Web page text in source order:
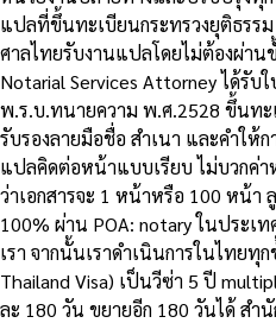
แปลที่ขึ้นทะเบียนกระทรวงยุติธรร
ศาลไทยรับงานแปลโดยไม่ต้องผ่าน
Notarial Services Attorney ได้รับ
พ.ร.บ.ทนายความ พ.ศ.2528 ขึ้นท
รับรองลายมือชื่อ สำเนา และคำให้
แปลคิดต่อหน้าแบบเรียบ ไม่บวกค่า
ว่าเอกสารจะ 1 หน้าหรือ 100 หน้า
100% ผ่าน POA: notary ในประเ
เรา จากนั้นเราดำเนินการในไทยทุ
Thailand Visa) เป็นวีซ่า 5 ปี
ละ 180 วัน ขยายอีก 180 วันได้ สำนั